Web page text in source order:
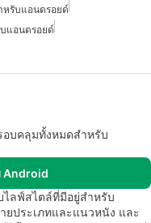
หรับแอนดรอยด์
แอนดรอยด์
บคลุมทั้งหมดสำหรับ
Android
ไลฟ์สไตล์ที่มีอยู่สำหรับ
ยประเภทและแนวหนัง และ